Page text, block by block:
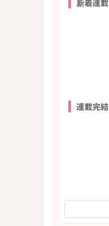
連載完結